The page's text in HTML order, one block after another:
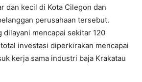
dan kecil di Kota Cilegon dan
perusahaan tersebut.
mencapai sekitar 120
investasi diperkirakan mencapai
kerja sama industri baja Krakatau